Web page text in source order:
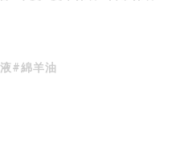
#綿羊油